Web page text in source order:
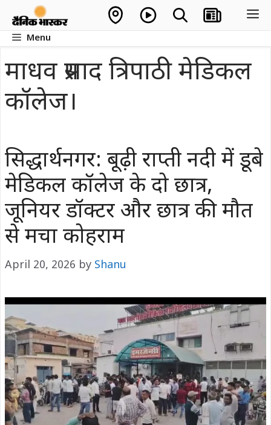
contentMenu
माधव प्रसाद त्रिपाठी मेडिकल
कॉलेज।
सिद्धार्थनगर: बूढ़ी राप्ती नदी में डूबे
मेडिकल कॉलेज के दो छात्र,
जूनियर डॉक्टर और छात्र की मौत
से मचा कोहराम
April 20, 2026 by Shanu